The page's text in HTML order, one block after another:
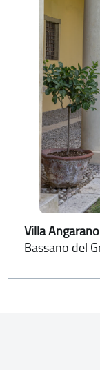
Villa Angarano
Bassano del